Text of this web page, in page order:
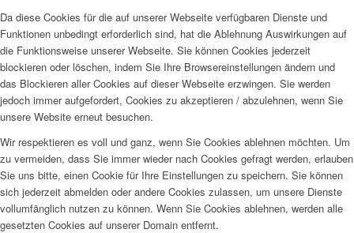
Da diese Cookies für die auf unserer Webseite verfügbaren Dienste und
Funktionen unbedingt erforderlich sind, hat die Ablehnung Auswirkungen auf
die Funktionsweise unserer Webseite. Sie können Cookies jederzeit
blockieren oder löschen, indem Sie Ihre Browsereinstellungen ändern und
das Blockieren aller Cookies auf dieser Webseite erzwingen. Sie werden
jedoch immer aufgefordert, Cookies zu akzeptieren / abzulehnen, wenn Sie
unsere Website erneut besuchen.
Wir respektieren es voll und ganz, wenn Sie Cookies ablehnen möchten. Um
zu vermeiden, dass Sie immer wieder nach Cookies gefragt werden, erlauben
Sie uns bitte, einen Cookie für Ihre Einstellungen zu speichern. Sie können
sich jederzeit abmelden oder andere Cookies zulassen, um unsere Dienste
vollumfänglich nutzen zu können. Wenn Sie Cookies ablehnen, werden alle
gesetzten Cookies auf unserer Domain entfernt.